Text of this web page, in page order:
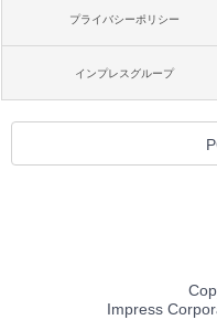
プライバシーポリシー
インプレスグループ
Impress